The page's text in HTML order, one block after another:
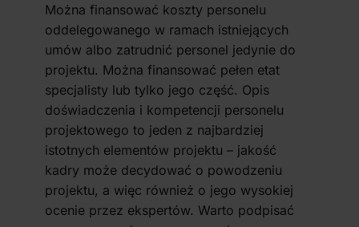
Można finansować koszty personelu
oddelegowanego w ramach istniejących
umów albo zatrudnić personel jedynie do
projektu. Można finansować pełen etat
specjalisty lub tylko jego część. Opis
doświadczenia i kompetencji personelu
projektowego to jeden z najbardziej
istotnych elementów projektu – jakość
kadry może decydować o powodzeniu
projektu, a więc również o jego wysokiej
ocenie przez ekspertów. Warto podpisać